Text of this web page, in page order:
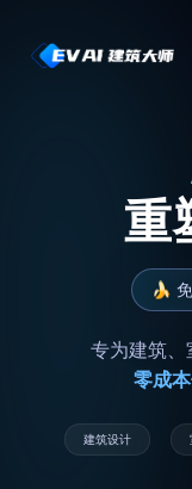
重
🍌
专为建筑、
零成
建筑设计